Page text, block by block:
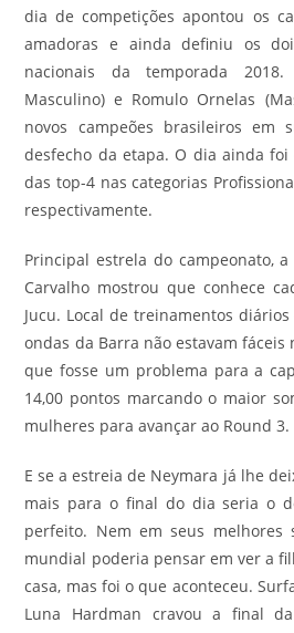
dia de competições apontou os
amadoras e ainda definiu os
nacionais da temporada
Masculino) e Romulo Ornelas
novos campeões brasileiros em
desfecho da etapa. O dia ainda
das top-4 nas categorias
respectivamente.
Principal estrela do campeonato,
Carvalho mostrou que conhece
Jucu. Local de treinamentos
ondas da Barra não estavam fáceis
que fosse um problema para a
14,00 pontos marcando o maior
mulheres para avançar ao Round 3.
E se a estreia de Neymara já lhe
mais para o final do dia seria o
perfeito. Nem em seus melhores
mundial poderia pensar em ver a
casa, mas foi o que aconteceu.
Luna Hardman cravou a final